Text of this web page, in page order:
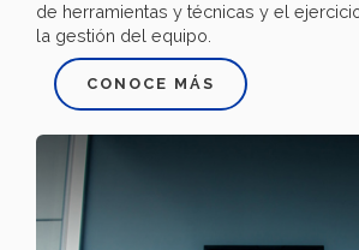
de herramientas y técnicas y el
la gestión del equipo.
CONOCE MÁS